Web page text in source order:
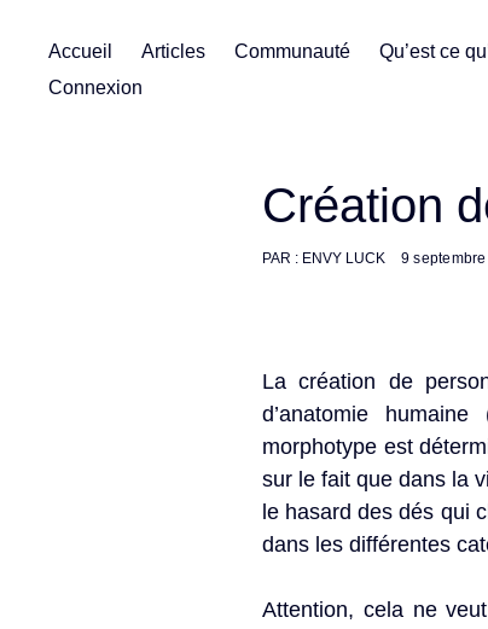
Skip
to
Accueil Articles Communauté Qu’est ce
Connexion
Création
PAR : ENVY LUCK 9
La création de
d’anatomie
morphotype est
sur le fait que dans la
le hasard des dés qui
dans les différentes
Attention, cela ne